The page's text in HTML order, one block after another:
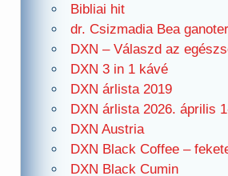
Bibliai hit
dr. Csizmadia Bea
DXN – Válaszd az
DXN 3 in 1 kávé
DXN árlista 2019
DXN árlista 2026. április
DXN Austria
DXN Black Coffee –
DXN Black Cumin